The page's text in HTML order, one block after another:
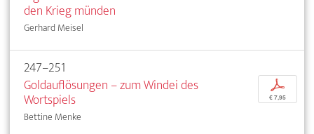
den Krieg münden
Gerhard Meisel
247–251
Goldauflösungen – zum Windei des
Wortspiels
Bettine Menke
p
€ 7,95